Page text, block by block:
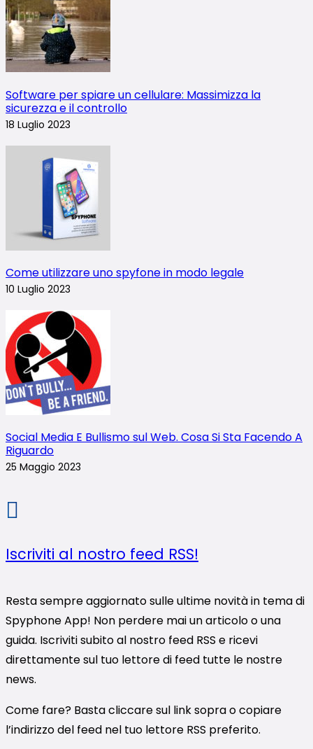
Software per spiare un cellulare: Massimizza la
sicurezza e il controllo
18 Luglio 2023
Come utilizzare uno spyfone in modo legale
10 Luglio 2023
Social Media E Bullismo sul Web. Cosa Si Sta Facendo A
Riguardo
25 Maggio 2023
Iscriviti al nostro feed RSS!
Resta sempre aggiornato sulle ultime novità in tema di
Spyphone App! Non perdere mai un articolo o una
guida. Iscriviti subito al nostro feed RSS e ricevi
direttamente sul tuo lettore di feed tutte le nostre
news.
Come fare? Basta cliccare sul link sopra o copiare
l’indirizzo del feed nel tuo lettore RSS preferito.